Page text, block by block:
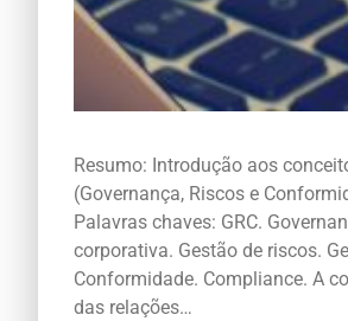
Resumo: Introdução aos
(Governança, Riscos e
Palavras chaves: GRC.
corporativa. Gestão de riscos.
Conformidade. Compliance. A
das relações…